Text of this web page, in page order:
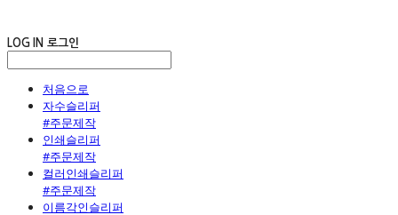
LOG IN 로그인
처음으로
자수슬리퍼
#주문제작
인쇄슬리퍼
#주문제작
컬러인쇄슬리퍼
#주문제작
이름각인슬리퍼